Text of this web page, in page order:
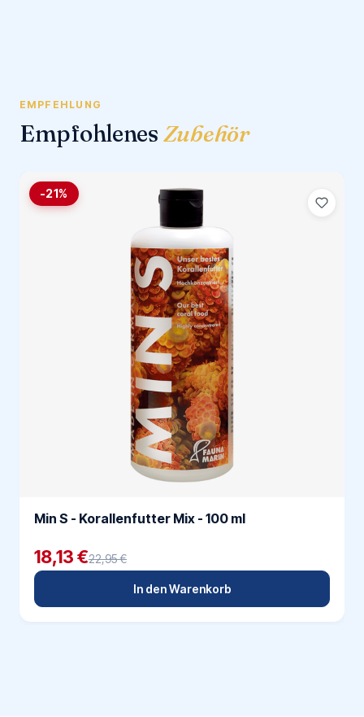
EMPFEHLUNG
Empfohlenes Zubehör
-21%
Min S - Korallenfutter Mix - 100 ml
18,13 €22,95 €
In den Warenkorb